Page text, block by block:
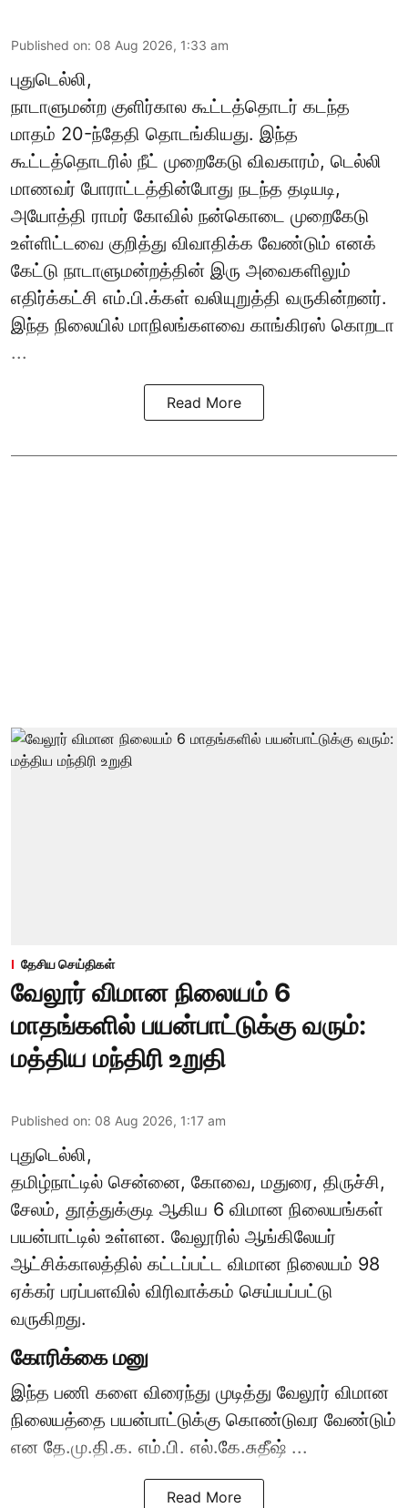
Published on: 08 Aug 2026, 1:33 am
புதுடெல்லி,
நாடாளுமன்ற குளிர்கால கூட்டத்தொடர் கடந்த
மாதம் 20-ந்தேதி தொடங்கியது. இந்த
கூட்டத்தொடரில் நீட் முறைகேடு விவகாரம், டெல்லி
மாணவர் போராட்டத்தின்போது நடந்த தடியடி,
அயோத்தி ராமர் கோவில் நன்கொடை முறைகேடு
உள்ளிட்டவை குறித்து விவாதிக்க வேண்டும் எனக்
கேட்டு நாடாளுமன்றத்தின் இரு அவைகளிலும்
எதிர்க்கட்சி எம்.பி.க்கள் வலியுறுத்தி வருகின்றனர்.
இந்த நிலையில் மாநிலங்களவை காங்கிரஸ் கொறடா
...
Read More
தேசிய செய்திகள்
வேலூர் விமான நிலையம் 6
மாதங்களில் பயன்பாட்டுக்கு வரும்:
மத்திய மந்திரி உறுதி
Published on: 08 Aug 2026, 1:17 am
புதுடெல்லி,
தமிழ்நாட்டில் சென்னை, கோவை, மதுரை, திருச்சி,
சேலம், தூத்துக்குடி ஆகிய 6 விமான நிலையங்கள்
பயன்பாட்டில் உள்ளன. வேலூரில் ஆங்கிலேயர்
ஆட்சிக்காலத்தில் கட்டப்பட்ட விமான நிலையம் 98
ஏக்கர் பரப்பளவில் விரிவாக்கம் செய்யப்பட்டு
வருகிறது.
கோரிக்கை மனு
இந்த பணி களை விரைந்து முடித்து வேலூர் விமான
நிலையத்தை பயன்பாட்டுக்கு கொண்டுவர வேண்டும்
என தே.மு.தி.க. எம்.பி. எல்.கே.சுதீஷ் ...
Read More